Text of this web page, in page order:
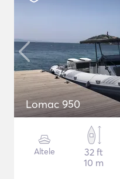
Lomac 950
Altele
32 ft
10 m